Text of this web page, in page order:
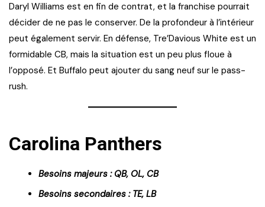
Daryl Williams est en fin de contrat, et la franchise pourrait
décider de ne pas le conserver. De la profondeur à l’intérieur
peut également servir. En défense, Tre’Davious White est un
formidable CB, mais la situation est un peu plus floue à
l’opposé. Et Buffalo peut ajouter du sang neuf sur le pass-
rush.
Carolina Panthers
Besoins majeurs : QB, OL, CB
Besoins secondaires : TE, LB